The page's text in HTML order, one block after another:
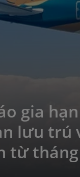
gia
lưu trú
từ tháng